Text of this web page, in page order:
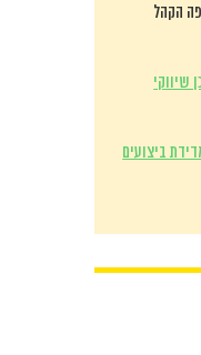
הקהל
שיווקי
ביצועים